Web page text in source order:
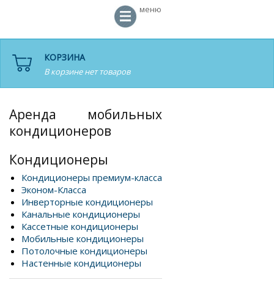
КОРЗИНА
В корзине нет товаров
меню
Аренда мобильных
кондиционеров
Кондиционеры
Кондиционеры премиум-класса
Эконом-Класса
Инверторные кондиционеры
Канальные кондиционеры
Кассетные кондиционеры
Мобильные кондиционеры
Потолочные кондиционеры
Настенные кондиционеры